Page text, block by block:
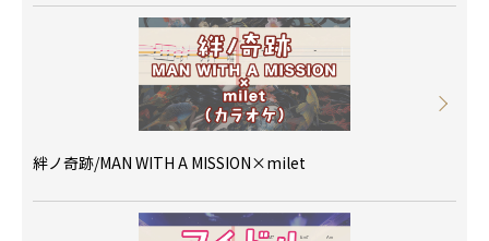
絆ノ奇跡/MAN WITH A MISSION×milet